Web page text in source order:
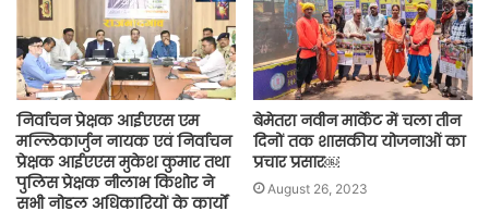
निर्वाचन प्रेक्षक आईएएस एम
मल्लिकार्जुन नायक एवं निर्वाचन
प्रेक्षक आईएएस मुकेश कुमार तथा
पुलिस प्रेक्षक नीलाभ किशोर ने
सभी नोडल अधिकारियों के कार्यों
बेमेतरा नवीन मार्केट में चला तीन
दिनों तक शासकीय योजनाओं का
प्रचार प्रसार￼
August 26, 2023